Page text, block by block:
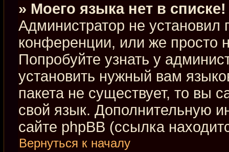
» Моего языка нет в списке!
Администратор не
конференции, или же просто
Попробуйте узнать у
установить нужный вам
пакета не существует, то вы
свой язык. Дополнительную
сайте phpBB (ссылка
Вернуться к началу